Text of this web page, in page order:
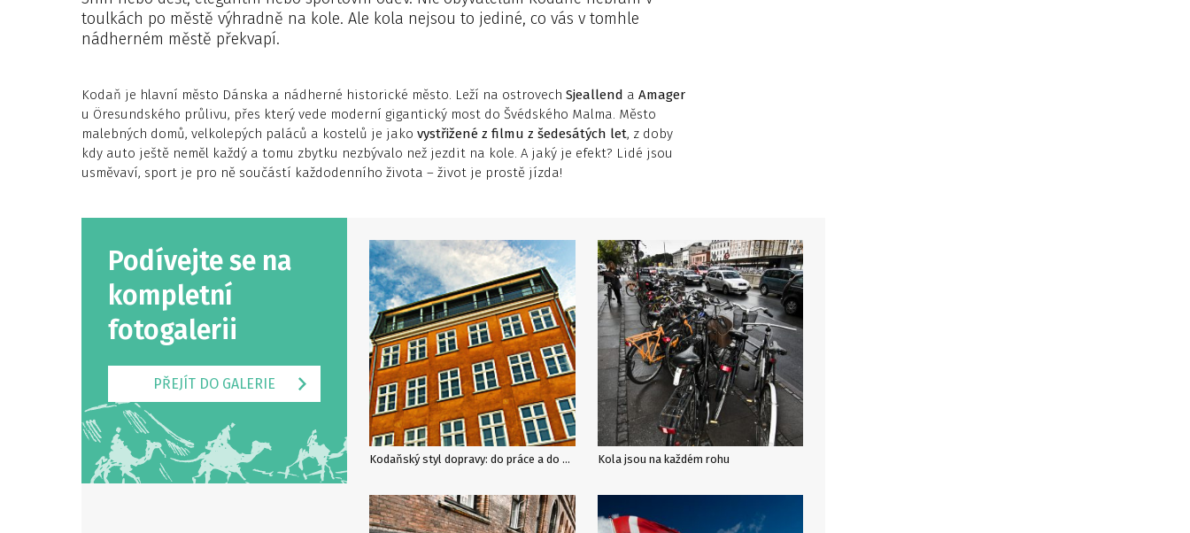
toulkách po městě výhradně na kole. Ale kola nejsou to jediné, co vás v tomhle
nádherném městě překvapí.
Kodaň je hlavní město Dánska a nádherné historické město. Leží na ostrovech Sjeallend a Amager
u Öresundského průlivu, přes který vede moderní gigantický most do Švédského Malma. Město
malebných domů, velkolepých paláců a kostelů je jako vystřižené z filmu z šedesátých let, z doby
kdy auto ještě neměl každý a tomu zbytku nezbývalo než jezdit na kole. A jaký je efekt? Lidé jsou
usměvaví, sport je pro ně součástí každodenního života – život je prostě jízda!
Podívejte se na
kompletní
fotogalerii
PŘEJÍT DO GALERIE
Kodaňský styl dopravy: do práce a do školy na kole Kola jsou na každém rohu